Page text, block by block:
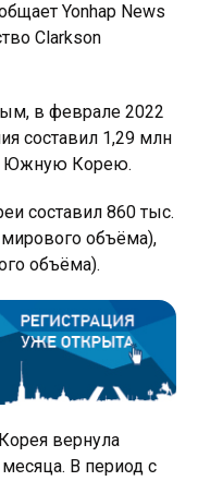
Yonhap News
Clarkson
в феврале 2022
составил 1,29 млн
Южную Корею.
составил 860 тыс.
мирового объёма),
объёма).
вернула
В период с